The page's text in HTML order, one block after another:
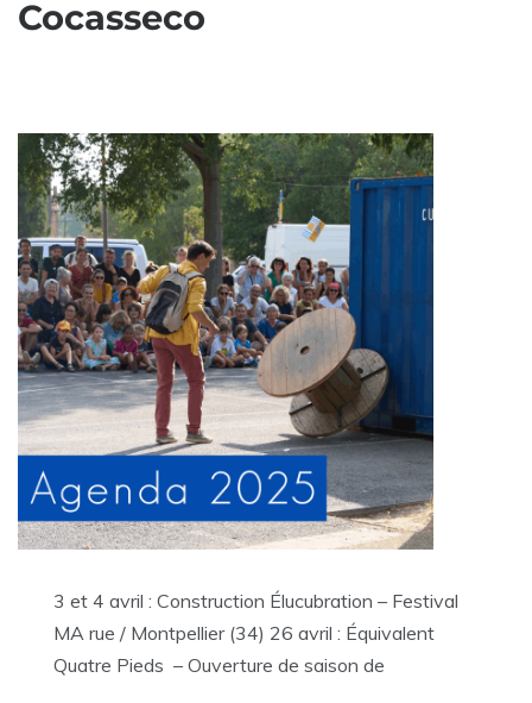
Cocasseco
3 et 4 avril : Construction Élucubration – Festival
MA rue / Montpellier (34) 26 avril : Équivalent
Quatre Pieds – Ouverture de saison de